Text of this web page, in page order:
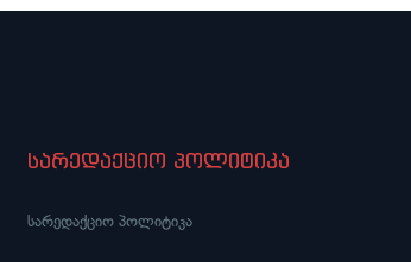
სარედაქციო პოლიტიკა
სარედაქციო პოლიტიკა